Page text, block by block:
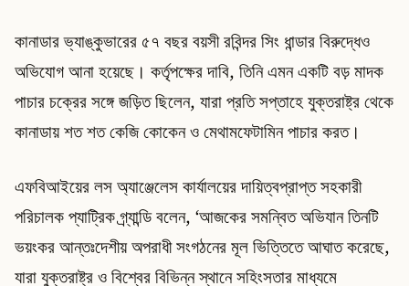
কানাডার ভ্যাঙ্কুভারের ৫৭ বছর বয়সী রবিন্দর সিং ধান্ডার বিরুদ্ধেও
অভিযোগ আনা হয়েছে। কর্তৃপক্ষের দাবি, তিনি এমন একটি বড় মাদক
পাচার চক্রের সঙ্গে জড়িত ছিলেন, যারা প্রতি সপ্তাহে যুক্তরাষ্ট্র থেকে
কানাডায় শত শত কেজি কোকেন ও মেথামফেটামিন পাচার করত।
এফবিআইয়ের লস অ্যাঞ্জেলেস কার্যালয়ের দায়িত্বপ্রাপ্ত সহকারী
পরিচালক প্যাট্রিক গ্র্যান্ডি বলেন, ‘আজকের সমন্বিত অভিযান তিনটি
ভয়ংকর আন্তঃদেশীয় অপরাধী সংগঠনের মূল ভিত্তিতে আঘাত করেছে,
যারা যুক্তরাষ্ট্র ও বিশ্বের বিভিন্ন স্থানে সহিংসতার মাধ্যমে